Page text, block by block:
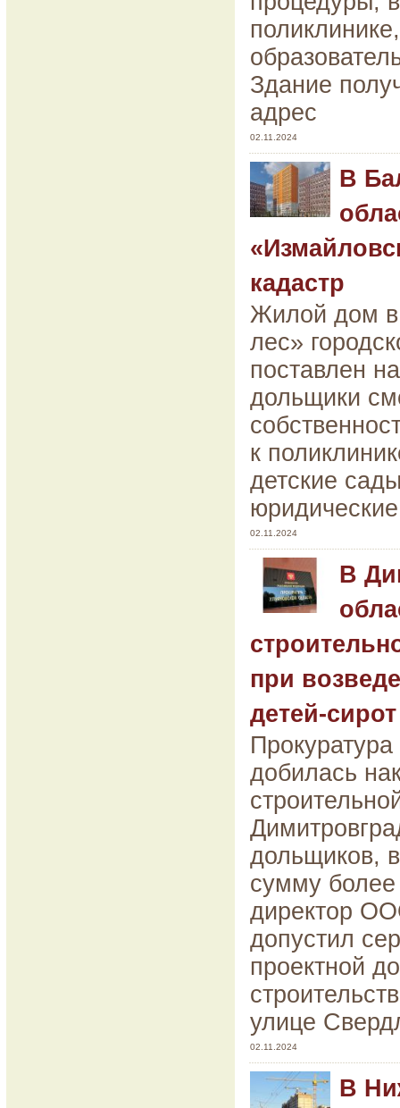
Здание
адрес
02.11.2024
В
кадастр
Жилой дом в
лес»
поставлен
дольщики
к
детские
02.11.2024
В
при
детей-сирот
добилась
дольщиков,
сумму
директор
допустил
проектной
улице
02.11.2024
В